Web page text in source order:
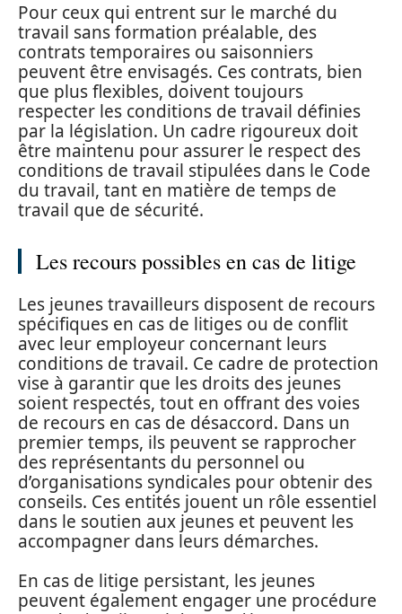
Pour ceux qui entrent sur le marché du
travail sans formation préalable, des
contrats temporaires ou saisonniers
peuvent être envisagés. Ces contrats, bien
que plus flexibles, doivent toujours
respecter les conditions de travail définies
par la législation. Un cadre rigoureux doit
être maintenu pour assurer le respect des
conditions de travail stipulées dans le Code
du travail, tant en matière de temps de
travail que de sécurité.
Les recours possibles en cas de litige
Les jeunes travailleurs disposent de recours
spécifiques en cas de litiges ou de conflit
avec leur employeur concernant leurs
conditions de travail. Ce cadre de protection
vise à garantir que les droits des jeunes
soient respectés, tout en offrant des voies
de recours en cas de désaccord. Dans un
premier temps, ils peuvent se rapprocher
des représentants du personnel ou
d’organisations syndicales pour obtenir des
conseils. Ces entités jouent un rôle essentiel
dans le soutien aux jeunes et peuvent les
accompagner dans leurs démarches.
En cas de litige persistant, les jeunes
peuvent également engager une procédure